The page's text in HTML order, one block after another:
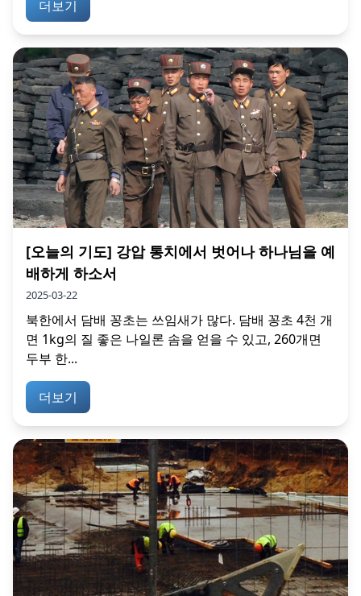
더보기
[오늘의 기도] 강압 통치에서 벗어나 하나님을 예
배하게 하소서
2025-03-22
북한에서 담배 꽁초는 쓰임새가 많다. 담배 꽁초 4천 개
면 1kg의 질 좋은 나일론 솜을 얻을 수 있고, 260개면
두부 한...
더보기